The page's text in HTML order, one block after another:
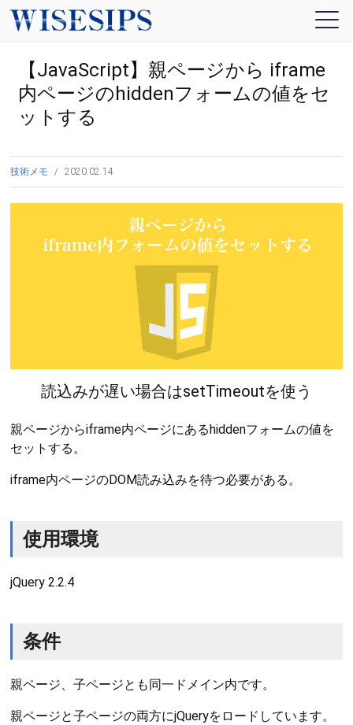
【JavaScript】親ページから iframe
内ページのhiddenフォームの値をセ
ットする
技術メモ 2020.02.14
読込みが遅い場合はsetTimeoutを使う
親ページからiframe内ページにあるhiddenフォームの値を
セットする。
iframe内ページのDOM読み込みを待つ必要がある。
使用環境
jQuery 2.2.4
条件
親ページ、子ページとも同一ドメイン内です。
親ページと子ページの両方にjQueryをロードしています。